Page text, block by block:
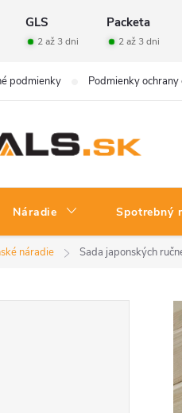
GLS Packeta
2 až 3 dni 2 až 3 dni
podmienky Podmienky ochrany
Náradie Spotrebný
náradie Sada japonských